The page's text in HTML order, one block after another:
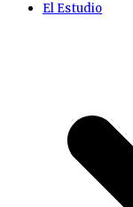
El Estudio